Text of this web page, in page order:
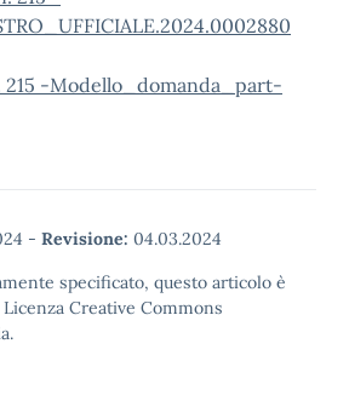
215 -Modello_domanda_part-
- Revisione: 04.03.2024
specificato, questo articolo è
Creative Commons